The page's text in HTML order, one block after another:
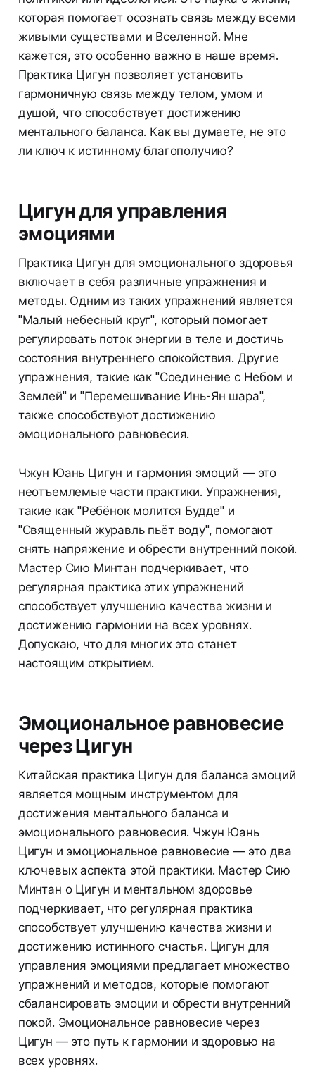
которая помогает осознать связь между всеми
живыми существами и Вселенной. Мне
кажется, это особенно важно в наше время.
Практика Цигун позволяет установить
гармоничную связь между телом, умом и
душой, что способствует достижению
ментального баланса. Как вы думаете, не это
ли ключ к истинному благополучию?
Цигун для управления
эмоциями
Практика Цигун для эмоционального здоровья
включает в себя различные упражнения и
методы. Одним из таких упражнений является
"Малый небесный круг", который помогает
регулировать поток энергии в теле и достичь
состояния внутреннего спокойствия. Другие
упражнения, такие как "Соединение с Небом и
Землей" и "Перемешивание Инь-Ян шара",
также способствуют достижению
эмоционального равновесия.
Чжун Юань Цигун и гармония эмоций — это
неотъемлемые части практики. Упражнения,
такие как "Ребёнок молится Будде" и
"Священный журавль пьёт воду", помогают
снять напряжение и обрести внутренний покой.
Мастер Сию Минтан подчеркивает, что
регулярная практика этих упражнений
способствует улучшению качества жизни и
достижению гармонии на всех уровнях.
Допускаю, что для многих это станет
настоящим открытием.
Эмоциональное равновесие
через Цигун
Китайская практика Цигун для баланса эмоций
является мощным инструментом для
достижения ментального баланса и
эмоционального равновесия. Чжун Юань
Цигун и эмоциональное равновесие — это два
ключевых аспекта этой практики. Мастер Сию
Минтан о Цигун и ментальном здоровье
подчеркивает, что регулярная практика
способствует улучшению качества жизни и
достижению истинного счастья. Цигун для
управления эмоциями предлагает множество
упражнений и методов, которые помогают
сбалансировать эмоции и обрести внутренний
покой. Эмоциональное равновесие через
Цигун — это путь к гармонии и здоровью на
всех уровнях.